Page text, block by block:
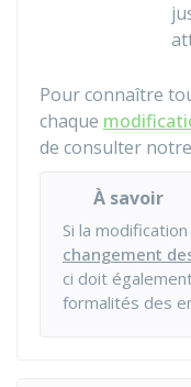
Pour connaître
chaque
de consulter
À savoir
Si la
changement
ci doit
formalités des